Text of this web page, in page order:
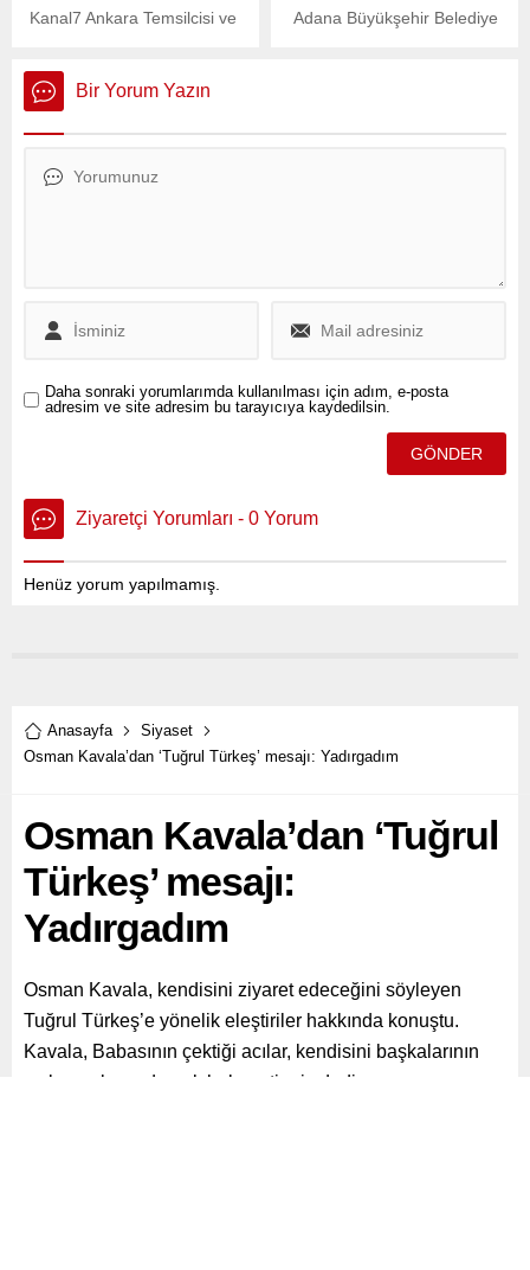
Kanal7 Ankara Temsilcisi ve
sonuçlarına ilişkin 'Sandığın
şakası yok, yerel seçimler
seçmenin fatura kesmek
Adana Büyükşehir Belediye
TL’lik kesintiye sert tepki
Bir Yorum Yazın
Daha sonraki yorumlarımda kullanılması için adım, e-posta
adresim ve site adresim bu tarayıcıya kaydedilsin.
Ziyaretçi Yorumları - 0 Yorum
Henüz yorum yapılmamış.
Anasayfa
Siyaset
Osman Kavala’dan ‘Tuğrul Türkeş’ mesajı: Yadırgadım
Osman Kavala’dan ‘Tuğrul
Türkeş’ mesajı:
Yadırgadım
Osman Kavala, kendisini ziyaret edeceğini söyleyen
Tuğrul Türkeş’e yönelik eleştiriler hakkında konuştu.
Kavala, Babasının çektiği acılar, kendisini başkalarının
acılarına karşı duyarlı hale getirmiş dedi.